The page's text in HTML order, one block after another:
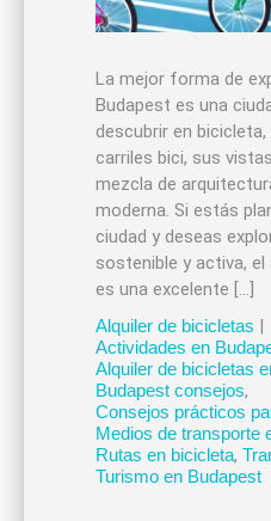
La mejor forma de
Budapest es una
descubrir en
carriles bici, sus
mezcla de
moderna. Si estás
ciudad y deseas
sostenible y activa,
es una excelente […]
Alquiler de bicicletas |
Actividades en
Alquiler de bicicletas
Budapest consejos,
Consejos prácticos
Medios de transporte
Rutas en bicicleta,
Turismo en Budapest